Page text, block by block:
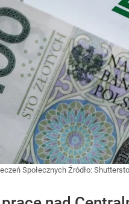
Społecznych Źródło: